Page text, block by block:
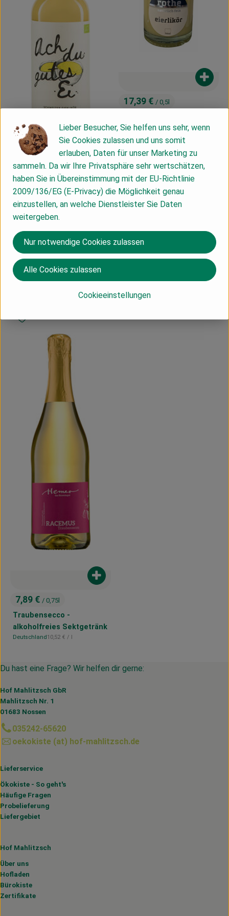
, Preis:
16,19 €/ 0,35 l
Eierlikör
, Herkunft:
, Referenzpreis:
46,26 € / l
Produkt zum Warenkorb hinzufügen
, Preis:
17,39 € / 0,5l
, Herkunft:
Deutschland, Referenzpreis:
34,78 €/ l
Sekt, Secco & Aperitiv
alkoholfrei
, Preis:
7,89 € / 0,75l
Traubensecco -
alkoholfreies Sektgetränk
, Herkunft:
Deutschland, Referenzpreis:
10,52 € / l
Produkt zum Warenkorb hinzufügen
Produkt zu Favouriten hinzufügen
Du hast eine Frage? Wir helfen dir gerne:
Hof Mahlitzsch GbR
Mahlitzsch Nr. 1
01683 Nossen
035242-65620
oekokiste (at) hof-mahlitzsch.de
Lieferservice
Ökokiste - So geht's
Häufige Fragen
Probelieferung
Liefergebiet
Hof Mahlitzsch
Über uns
Hofladen
Bürokiste
Zertifikate
Lieber Besucher, Sie helfen uns sehr, wenn
Sie Cookies zulassen und uns somit
erlauben, Daten für unser Marketing zu
sammeln. Da wir Ihre Privatsphäre sehr wertschätzen,
haben Sie in Übereinstimmung mit der EU-Richtlinie
2009/136/EG (E-Privacy) die Möglichkeit genau
einzustellen, an welche Dienstleister Sie Daten
weitergeben.
Cookieeinstellungen
Nur notwendige Cookies zulassen
Alle Cookies zulassen